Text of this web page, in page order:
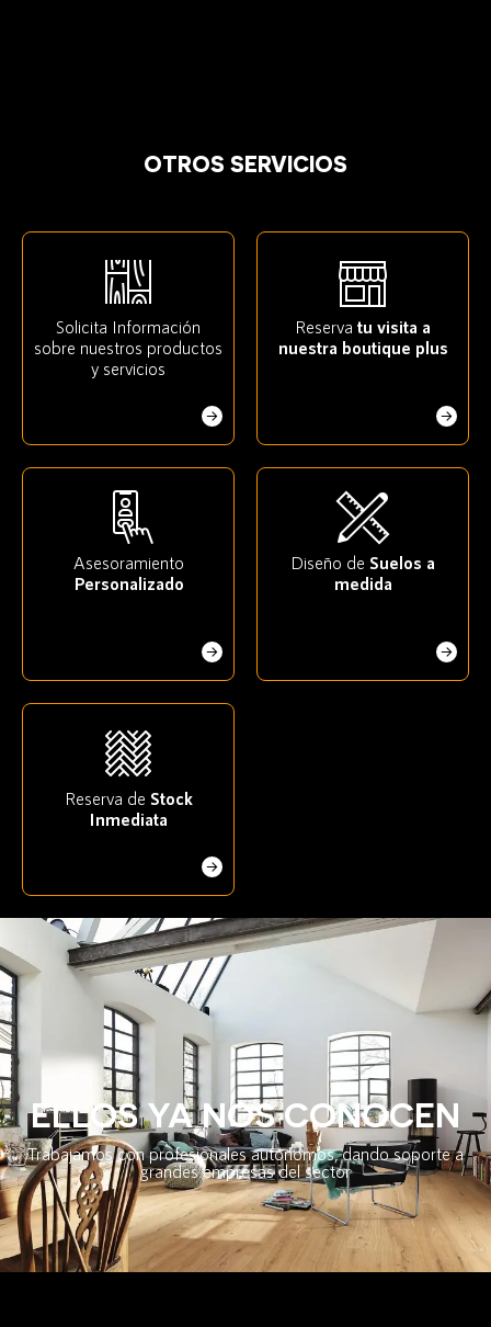
OTROS SERVICIOS
Solicita Información
sobre nuestros productos
y servicios
Reserva tu visita a
nuestra boutique plus
Asesoramiento
Personalizado
Diseño de Suelos a
medida
Reserva de Stock
Inmediata
ELLOS YA NOS CONOCEN
Trabajamos con profesionales autónomos, dando soporte a
grandes empresas del sector